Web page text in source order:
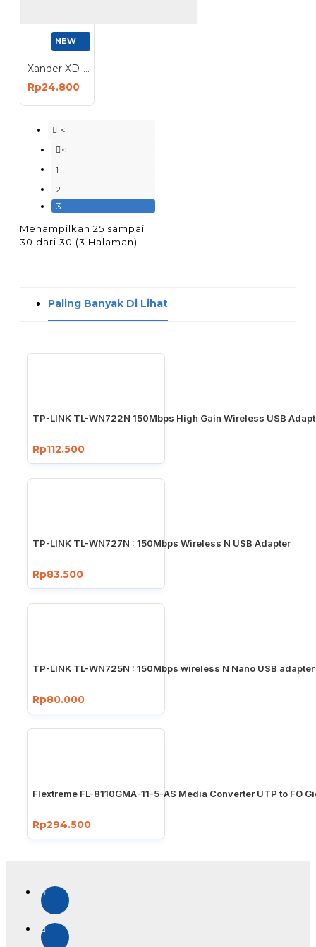
NEW
Xander XD-192 Roda Nilon 2 Inch Hidup Rem 4 Pcs Caster Wheel Brake 50mm
Rp24.800
|<
<
1
2
3
Menampilkan 25 sampai
30 dari 30 (3 Halaman)
Paling Banyak Di Lihat
TP-LINK TL-WN722N 150Mbps High Gain Wireless USB
Rp112.500
TP-LINK TL-WN727N : 150Mbps Wireless N USB Adapter
Rp83.500
TP-LINK TL-WN725N : 150Mbps wireless N Nano USB adapter
Rp80.000
Flextreme FL-8110GMA-11-5-AS Media Converter UTP to FO
Rp294.500